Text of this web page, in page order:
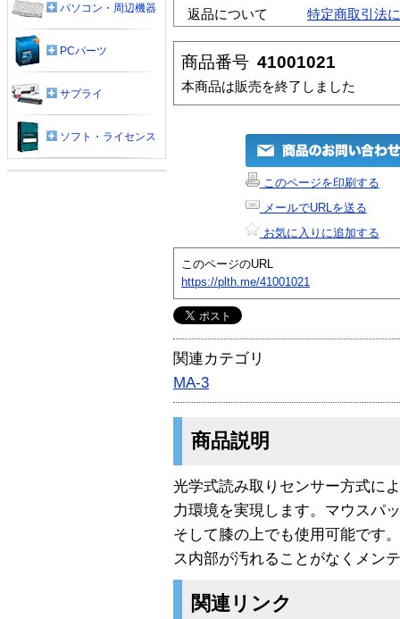
返品について
特定商取引法
商品番号 41001021
本商品は販売を終了しました
このページを印刷する
メールでURLを送る
お気に入りに追加する
このページのURL
https://plth.me/41001021
関連カテゴリ
MA-3
商品説明
光学式読み取りセンサー方式に
力環境を実現します。マウスパ
そして膝の上でも使用可能です
ス内部が汚れることがなくメン
関連リンク
パソコン・周辺機器
PCパーツ
サプライ
ソフト・ライセンス